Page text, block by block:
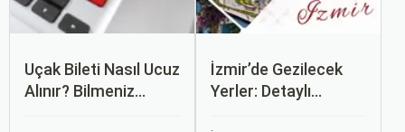
Uçak Bileti Nasıl Ucuz
Alınır? Bilmeniz
İzmir’de Gezilecek
Yerler: Detaylı